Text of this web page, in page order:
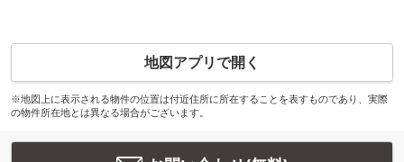
地図アプリで開く
※地図上に表示される物件の位置は付近住所に所在することを表すものであり、実際
の物件所在地とは異なる場合がございます。